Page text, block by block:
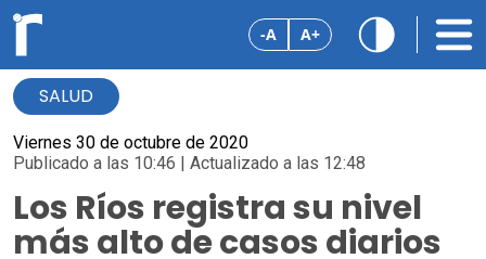
-A A+
SALUD
Viernes 30 de octubre de 2020
Publicado a las 10:46 | Actualizado a las 12:48
Los Ríos registra su nivel
más alto de casos diarios